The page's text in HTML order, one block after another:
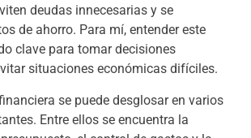
deudas innecesarias y se
de ahorro. Para mí, entender este
clave para tomar decisiones
situaciones económicas difíciles.
se puede desglosar en varios
Entre ellos se encuentra la